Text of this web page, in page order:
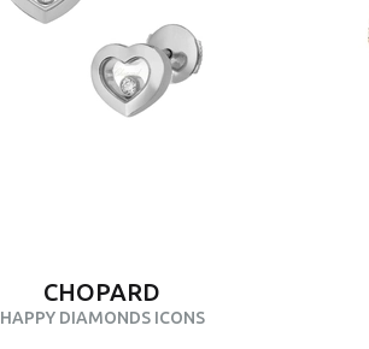
CHOPARD
HAPPY DIAMONDS ICONS